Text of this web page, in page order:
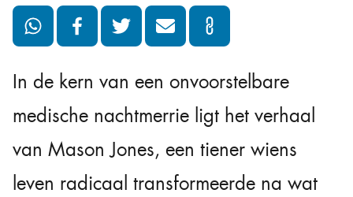
In de kern van een onvoorstelbare
medische nachtmerrie ligt het verhaal
van Mason Jones, een tiener wiens
leven radicaal transformeerde na wat